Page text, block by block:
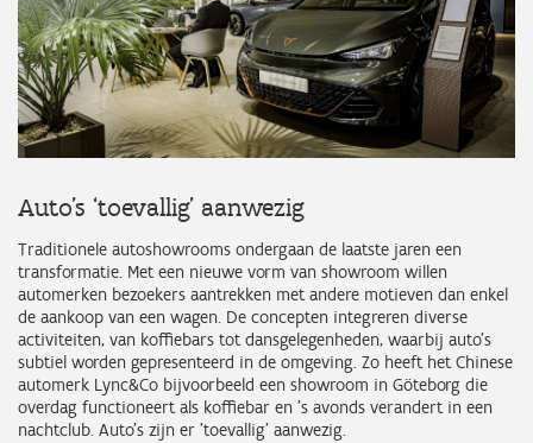
Auto’s ‘toevallig’ aanwezig
Traditionele autoshowrooms ondergaan de laatste jaren een
transformatie. Met een nieuwe vorm van showroom willen
automerken bezoekers aantrekken met andere motieven dan enkel
de aankoop van een wagen. De concepten integreren diverse
activiteiten, van koffiebars tot dansgelegenheden, waarbij auto's
subtiel worden gepresenteerd in de omgeving. Zo heeft het Chinese
automerk Lync&Co bijvoorbeeld een showroom in Göteborg die
overdag functioneert als koffiebar en 's avonds verandert in een
nachtclub. Auto’s zijn er 'toevallig' aanwezig.